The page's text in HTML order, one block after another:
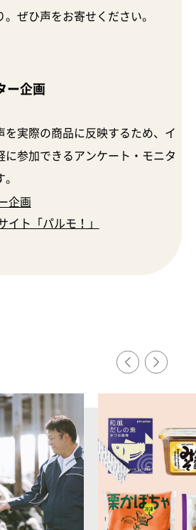
ぜひ声をお寄せください。
ー企画
を実際の商品に反映するため、イ
に参加できるアンケート・モニタ
企画
イト「パルモ！」